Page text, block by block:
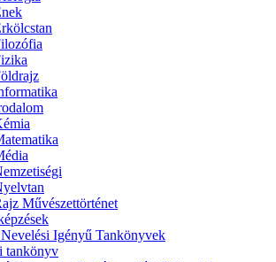
Művészettörténet
Nevelési Igényű Tankönyvek
tankönyv